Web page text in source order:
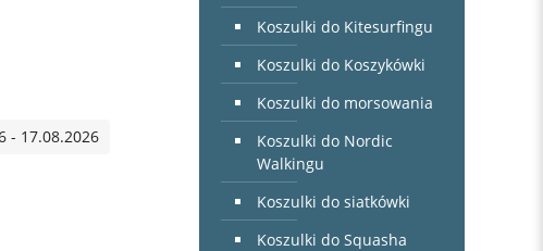
- 17.08.2026
Koszulki do Kitesurfingu
Koszulki do Koszykówki
Koszulki do morsowania
Koszulki do Nordic
Walkingu
Koszulki do siatkówki
Koszulki do Squasha